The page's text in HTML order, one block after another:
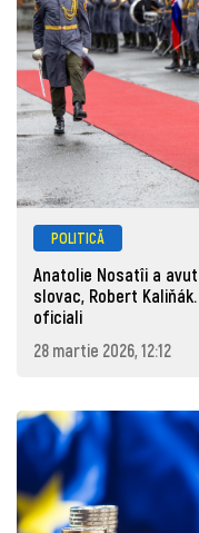
POLITICĂ
Anatolie Nosatîi a
slovac, Robert
oficiali
28 martie 2026, 12:12